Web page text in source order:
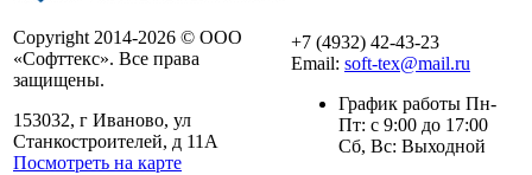
Copyright 2014-2026 © ООО
«Софттекс». Все права
защищены.
153032, г Иваново, ул
Станкостроителей, д 11А
Посмотреть на карте
+7 (4932) 42-43-23
Email: soft-tex@mail.ru
График работы Пн-
Пт: с 9:00 до 17:00
Сб, Вс: Выходной